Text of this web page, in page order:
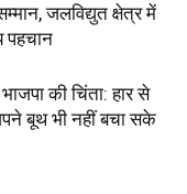
जलविद्युत क्षेत्र में
पहचान
की चिंता: हार से
बूथ भी नहीं बचा सके